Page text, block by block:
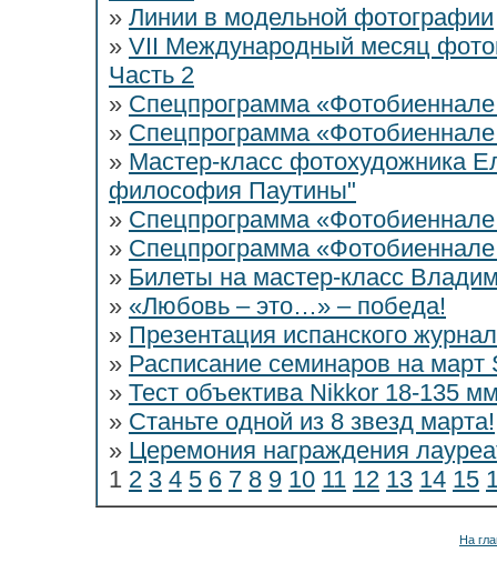
» Линии в модельной фотографии
» VII Международный месяц
Часть 2
» Спецпрограмма
» Спецпрограмма
» Мастер-класс фотохудожника
философия Паутины"
» Спецпрограмма
» Спецпрограмма
» Билеты на мастер-класс
» «Любовь – это…» – победа!
» Презентация испанского
» Расписание семинаров на март
» Тест объектива Nikkor 18-135
» Станьте одной из 8 звезд марта!
» Церемония награждения
1 2 3 4 5 6 7 8 9 10 11 12 13 14 15
На